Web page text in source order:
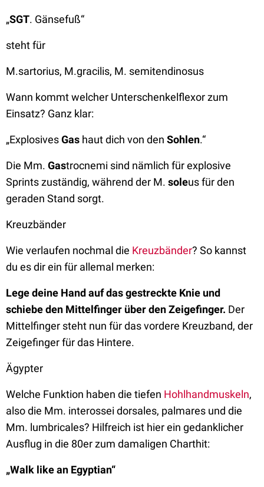
„SGT. Gänsefuß“
steht für
M.sartorius, M.gracilis, M. semitendinosus
Wann kommt welcher Unterschenkelflexor zum
Einsatz? Ganz klar:
„ExplosivesGas haut dich von den Sohlen.“
Die Mm. Gastrocnemi sind nämlich für explosive
Sprints zuständig, während der M. soleus für den
geraden Stand sorgt.
Kreuzbänder
Wie verlaufen nochmal die Kreuzbänder? So kannst
du es dir ein für allemal merken:
Lege deine Hand auf das gestreckte Knie und
schiebe den Mittelfinger über den Zeigefinger. Der
Mittelfinger steht nun für das vordere Kreuzband, der
Zeigefinger für das Hintere.
Ägypter
Welche Funktion haben die tiefen Hohlhandmuskeln,
also die Mm. interossei dorsales, palmares und die
Mm. lumbricales? Hilfreich ist hier ein gedanklicher
Ausflug in die 80er zum damaligen Charthit:
„Walk like an Egyptian“